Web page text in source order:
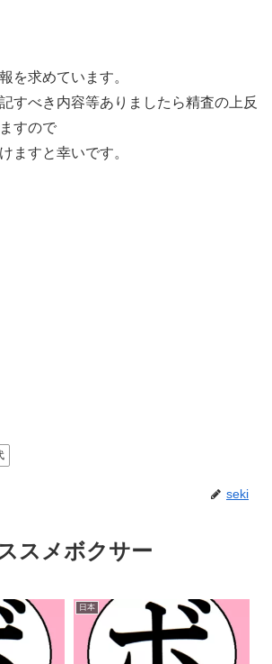
を求めています。
すべき内容等ありましたら精査の上反
すので
ますと幸いです。
seki
スメボクサー
日本